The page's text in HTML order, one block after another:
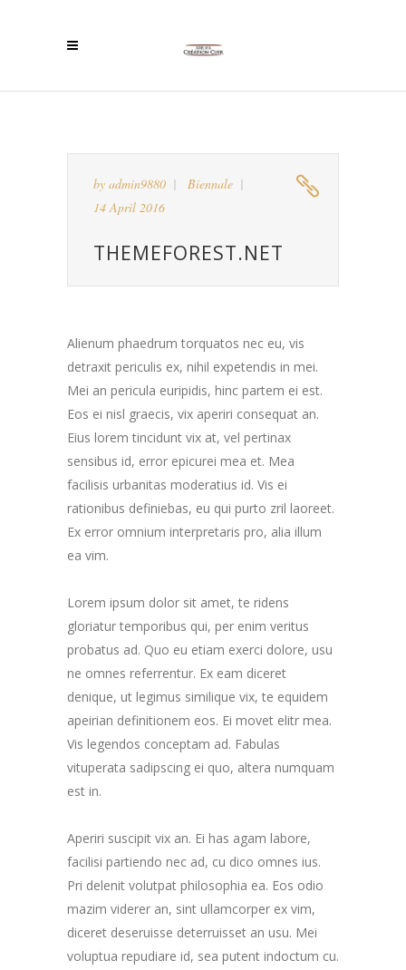
by admin9880
Biennale
14 April 2016
THEMEFOREST.NET
Alienum phaedrum torquatos nec eu, vis
detraxit periculis ex, nihil expetendis in mei.
Mei an pericula euripidis, hinc partem ei est.
Eos ei nisl graecis, vix aperiri consequat an.
Eius lorem tincidunt vix at, vel pertinax
sensibus id, error epicurei mea et. Mea
facilisis urbanitas moderatius id. Vis ei
rationibus definiebas, eu qui purto zril laoreet.
Ex error omnium interpretaris pro, alia illum
ea vim.
Lorem ipsum dolor sit amet, te ridens
gloriatur temporibus qui, per enim veritus
probatus ad. Quo eu etiam exerci dolore, usu
ne omnes referrentur. Ex eam diceret
denique, ut legimus similique vix, te equidem
apeirian definitionem eos. Ei movet elitr mea.
Vis legendos conceptam ad. Fabulas
vituperata sadipscing ei quo, altera numquam
est in.
Aperiri suscipit vix an. Ei has agam labore,
facilisi partiendo nec ad, cu dico omnes ius.
Pri delenit volutpat philosophia ea. Eos odio
mazim viderer an, sint ullamcorper ex vim,
diceret deseruisse deterruisset an usu. Mei
voluptua repudiare id, sea putent indoctum cu.